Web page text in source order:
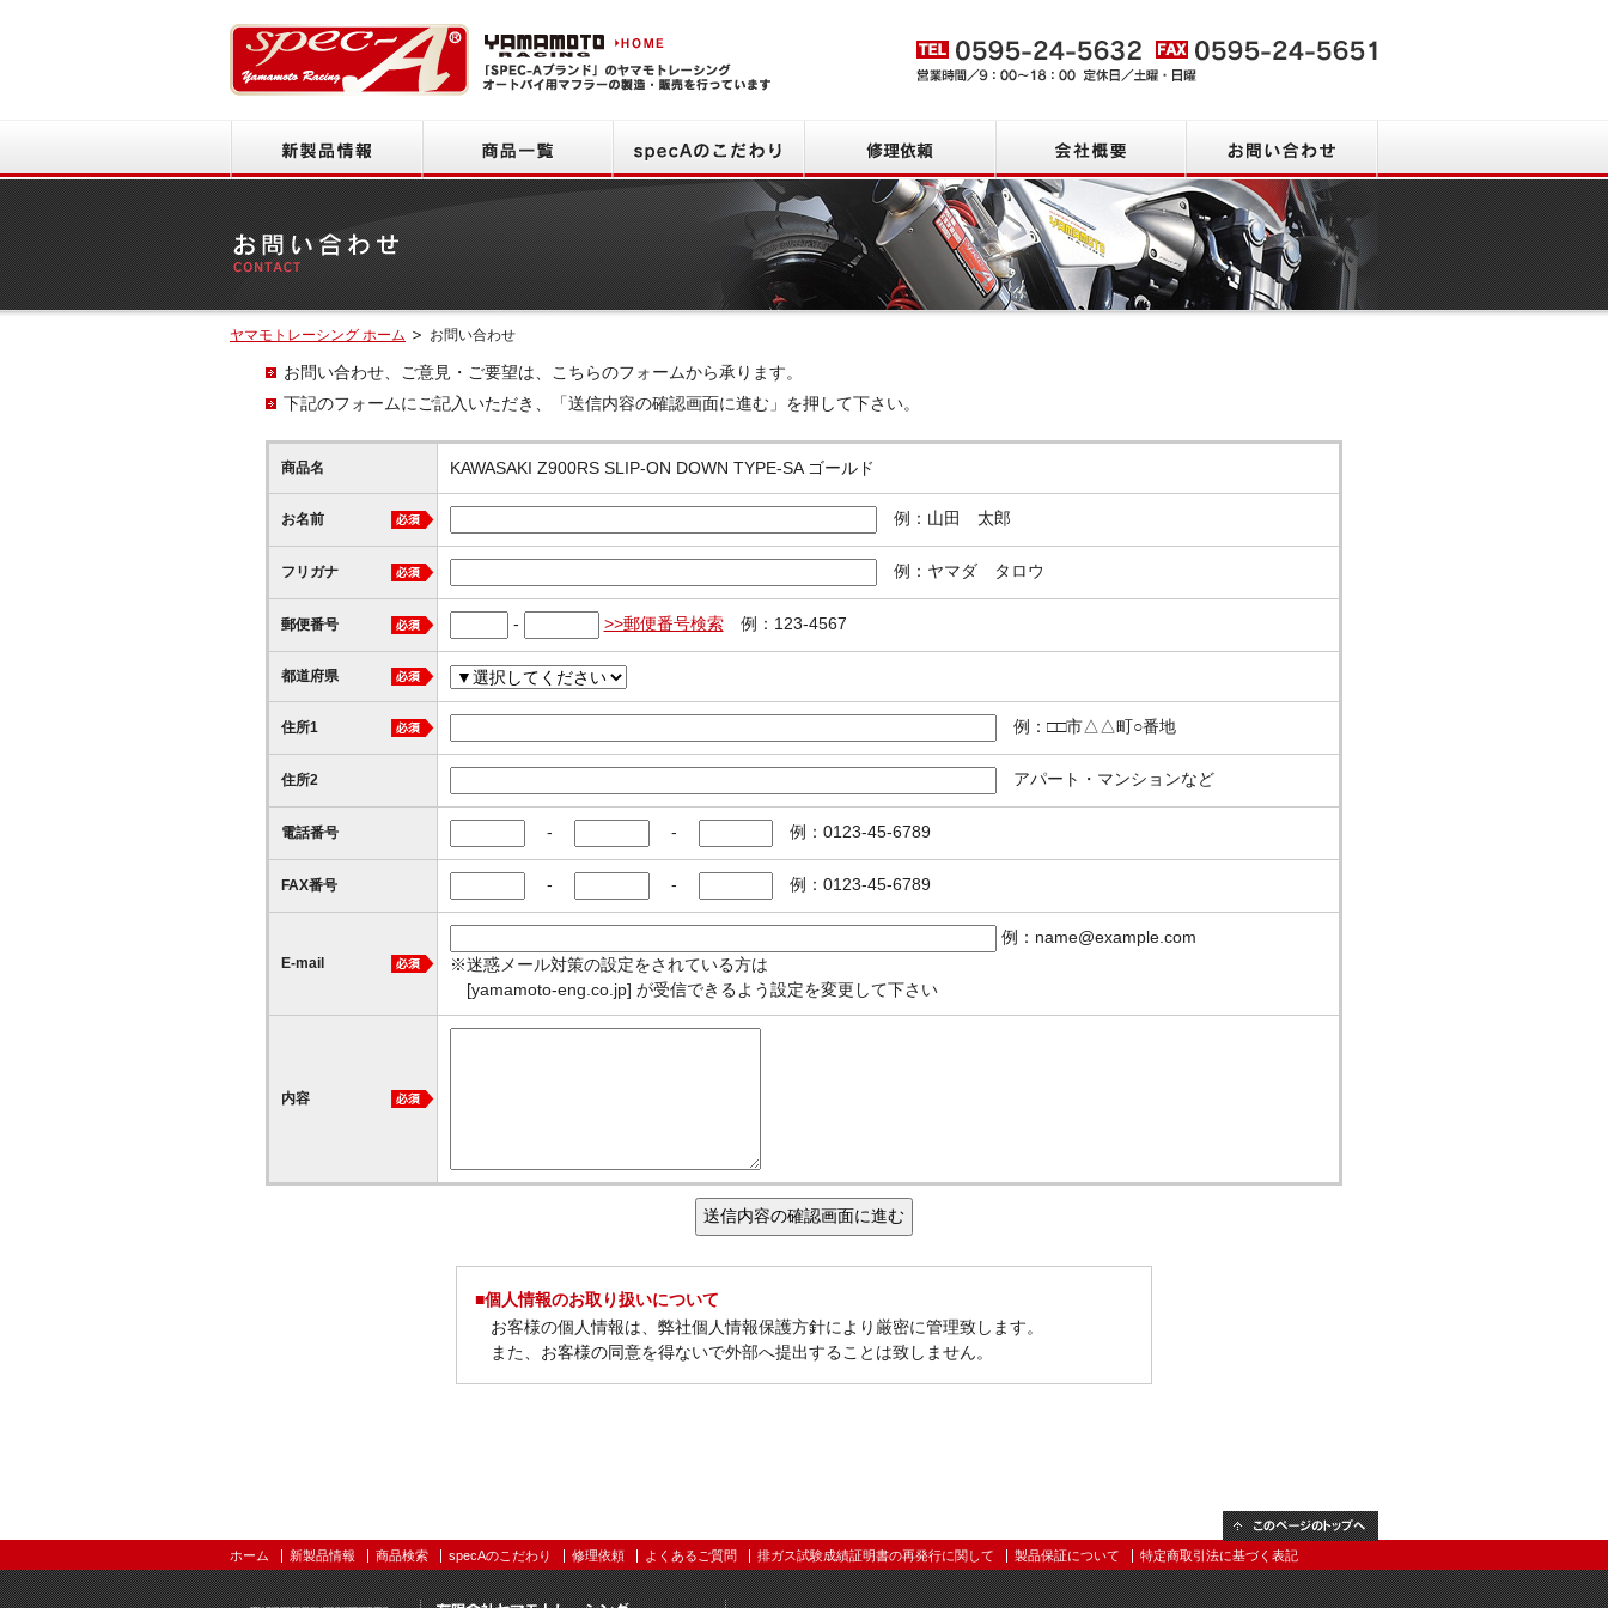
ヤマモトレーシング ホーム お問い合わせ
お問い合わせ、ご意見・ご要望は、こちらのフォームから承ります。
下記のフォームにご記入いただき、「送信内容の確認画面に進む」を押して下さい。
商品名 KAWASAKI Z900RS SLIP-ON DOWN TYPE-SA ゴールド
お名前 例：山田 太郎
フリガナ 例：ヤマダ タロウ
郵便番号 - >>郵便番号検索例：123-4567
都道府県
住所1 例：□□市△△町○番地
住所2 アパート・マンションなど
電話番号 - - 例：0123-45-6789
FAX番号 - - 例：0123-45-6789
E-mail
例：name@example.com
※迷惑メール対策の設定をされている方は
[yamamoto-eng.co.jp] が受信できるよう設定を変更して下さい
内容
■個人情報のお取り扱いについて
お客様の個人情報は、弊社個人情報保護方針により厳密に管理致します。
また、お客様の同意を得ないで外部へ提出することは致しません。
ホーム 新製品情報 商品検索 specAのこだわり 修理依頼 よくあるご質問 排ガス試験成績証明書の再発行に関して 製品保証について 特定商取引法に基づく表記